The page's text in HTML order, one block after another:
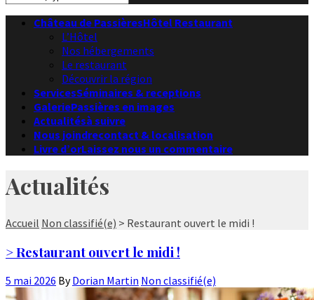
Château de PassièresHôtel Restaurant
L’Hôtel
Nos hébergements
Le restaurant
Découvrir la région
ServicesSéminaires & receptions
GaleriePassières en images
Actualitésà suivre
Nous joindrecontact & localisation
Livre d’orLaissez nous un commentaire
Actualités
Accueil Non classifié(e) > Restaurant ouvert le midi !
> Restaurant ouvert le midi !
5 mai 2026 ByDorian Martin Non classifié(e)